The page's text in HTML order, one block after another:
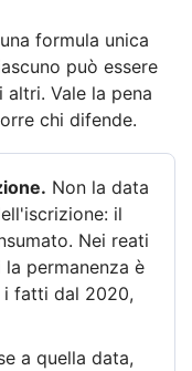
formula unica
può essere
Vale la pena
chi difende.
Non la data
il
Nei reati
permanenza è
i fatti dal 2020,
a quella data,